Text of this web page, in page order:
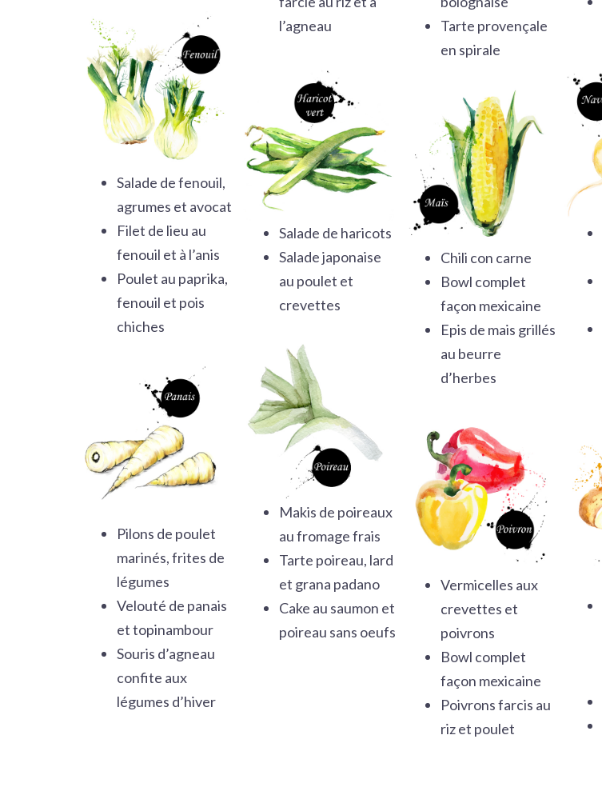
Salade de fenouil,
agrumes et avocat
Filet de lieu au
fenouil et à l’anis
Poulet au paprika,
fenouil et pois
chiches
Pilons de poulet
marinés, frites de
légumes
Velouté de panais
et topinambour
Souris d’agneau
confite aux
légumes d’hiver
l’agneau
Salade de haricots
Salade japonaise
au poulet et
crevettes
Makis de poireaux
au fromage frais
Tarte poireau, lard
et grana padano
Cake au saumon et
poireau sans oeufs
Tarte provençale
en spirale
Chili con carne
Bowl complet
façon mexicaine
Epis de mais grillés
au beurre
d’herbes
Vermicelles aux
crevettes et
poivrons
Bowl complet
façon mexicaine
Poivrons farcis au
riz et poulet